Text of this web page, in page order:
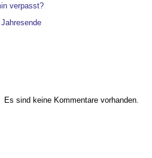
verpasst?
Es sind keine Kommentare vorhanden.